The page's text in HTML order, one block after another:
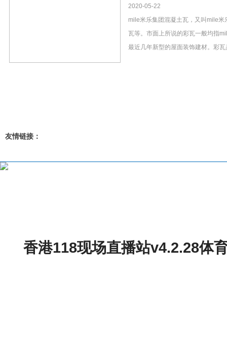
2020-05-22
mile米乐集团混凝土瓦，又叫mile米
瓦等。市面上所说的彩瓦一般均指
最近几年新型的屋面装饰建材。彩
友情链接：
香港118现场直播站v4.2.28体